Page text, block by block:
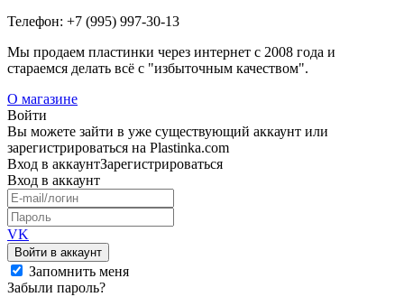
Телефон: +7 (995) 997-30-13
Мы продаем пластинки через интернет c 2008 года и
стараемся делать всё с "избыточным качеством".
О магазине
Войти
Вы можете зайти в уже существующий аккаунт или
зарегистрироваться на Plastinka.com
Вход в аккаунтЗарегистрироваться
Вход в аккаунт
VK
Войти в аккаунт
Запомнить меня
Забыли пароль?